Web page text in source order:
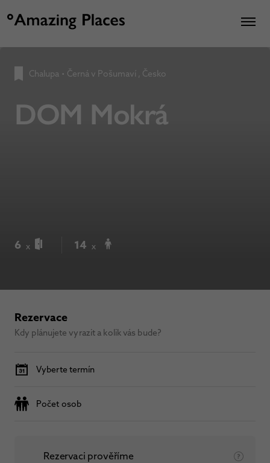
Chalupa • Černá v Pošumaví , Česko
DOM Mokrá
6 x 14 x
Rezervace
Kdy plánujete vyrazit a kolik vás bude?
Vyberte termín
Počet osob
Rezervaci prověříme